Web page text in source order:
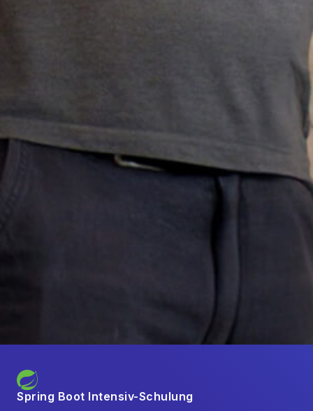
Spring Boot Intensiv-Schulung